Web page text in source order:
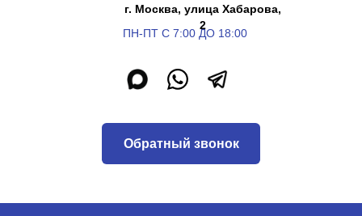
ПН-ПТ С 7:00 ДО 18:00